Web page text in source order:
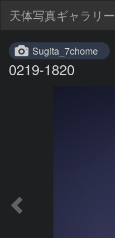
天体写真ギャラリー
Sugita_7chome
0219-1820